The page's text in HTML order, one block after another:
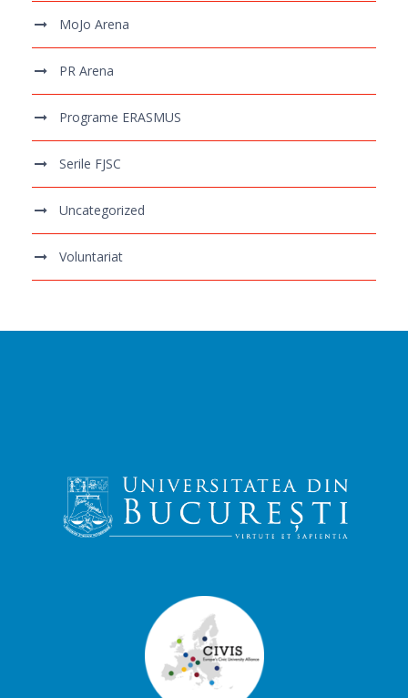
MoJo Arena
PR Arena
Programe ERASMUS
Serile FJSC
Uncategorized
Voluntariat